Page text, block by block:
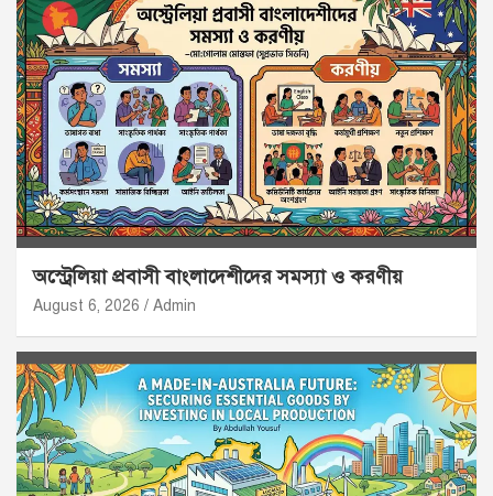
অস্ট্রেলিয়া প্রবাসী বাংলাদেশীদের সমস্যা ও করণীয়
August 6, 2026 Admin